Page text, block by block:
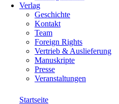
Verlag
Geschichte
Kontakt
Team
Foreign Rights
Vertrieb & Auslieferung
Manuskripte
Presse
Veranstaltungen
Startseite